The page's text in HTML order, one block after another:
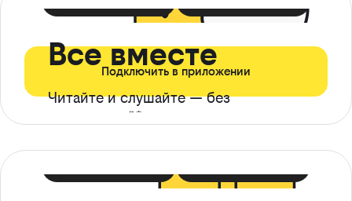
Все вместе
Читайте и слушайте — без
ограничений*
Подключить в приложении